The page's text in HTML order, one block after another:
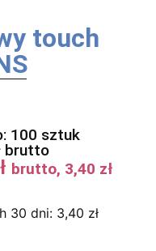
touch
100 sztuk
brutto
brutto, 3,40 zł
30 dni: 3,40 zł